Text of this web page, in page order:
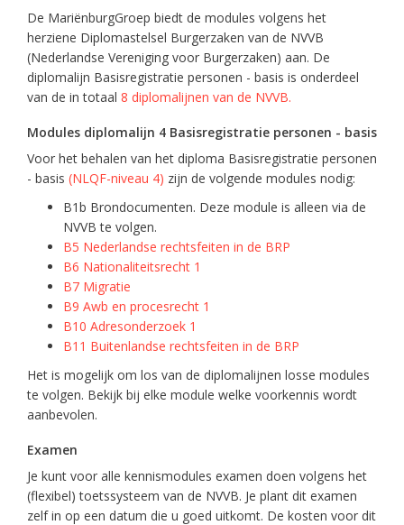
De MariënburgGroep biedt de modules volgens het
herziene Diplomastelsel Burgerzaken van de NVVB
(Nederlandse Vereniging voor Burgerzaken) aan. De
diplomalijn Basisregistratie personen - basis is onderdeel
van de in totaal 8 diplomalijnen van de NVVB.
Modules diplomalijn 4 Basisregistratie personen - basis
Voor het behalen van het diploma Basisregistratie personen
- basis (NLQF-niveau 4) zijn de volgende modules nodig:
B1b Brondocumenten. Deze module is alleen via de
NVVB te volgen.
B5 Nederlandse rechtsfeiten in de BRP
B6 Nationaliteitsrecht 1
B7 Migratie
B9 Awb en procesrecht 1
B10 Adresonderzoek 1
B11 Buitenlandse rechtsfeiten in de BRP
Het is mogelijk om los van de diplomalijnen losse modules
te volgen. Bekijk bij elke module welke voorkennis wordt
aanbevolen.
Examen
Je kunt voor alle kennismodules examen doen volgens het
(flexibel) toetssysteem van de NVVB. Je plant dit examen
zelf in op een datum die u goed uitkomt. De kosten voor dit